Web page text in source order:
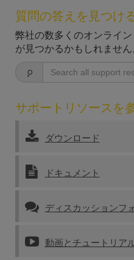
質問の答えを見つけ
弊社の数多くのオンライ
が見つかるかもしれません
サポートリソースを
ダウンロード
ドキュメント
ディスカッションフ
動画とチュートリア